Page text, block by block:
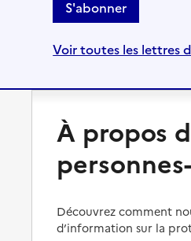
S'abonner
Voir toutes les lettres
Préserver son autonomie
Perte d'autonomie : évaluation
et droits
Aménager son logement et
s'équiper
À propos
Découvrez comment
d’information sur la